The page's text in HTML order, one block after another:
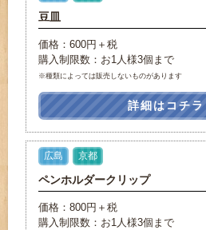
豆皿
価格：600円＋税
購入制限数：お1人様3個まで
※種類によっては販売しないものがあります
詳細はコチラ
広島 京都
ペンホルダークリップ
価格：800円＋税
購入制限数：お1人様3個まで